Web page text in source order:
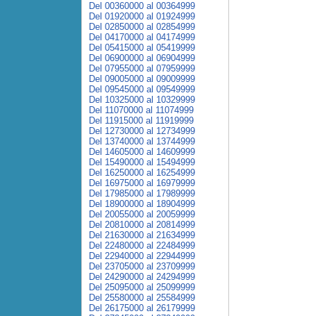
Del 00360000 al 00364999
Del 01920000 al 01924999
Del 02850000 al 02854999
Del 04170000 al 04174999
Del 05415000 al 05419999
Del 06900000 al 06904999
Del 07955000 al 07959999
Del 09005000 al 09009999
Del 09545000 al 09549999
Del 10325000 al 10329999
Del 11070000 al 11074999
Del 11915000 al 11919999
Del 12730000 al 12734999
Del 13740000 al 13744999
Del 14605000 al 14609999
Del 15490000 al 15494999
Del 16250000 al 16254999
Del 16975000 al 16979999
Del 17985000 al 17989999
Del 18900000 al 18904999
Del 20055000 al 20059999
Del 20810000 al 20814999
Del 21630000 al 21634999
Del 22480000 al 22484999
Del 22940000 al 22944999
Del 23705000 al 23709999
Del 24290000 al 24294999
Del 25095000 al 25099999
Del 25580000 al 25584999
Del 26175000 al 26179999